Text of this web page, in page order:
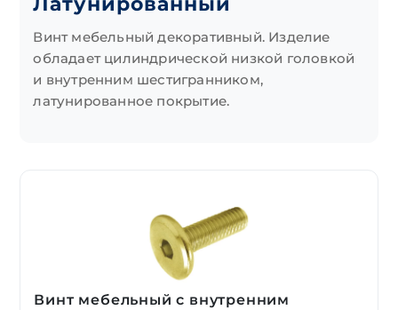
Винт мебельный декоративный. Изделие
обладает цилиндрической низкой головкой
и внутренним шестигранником,
латунированное покрытие.
Винт мебельный с внутренним